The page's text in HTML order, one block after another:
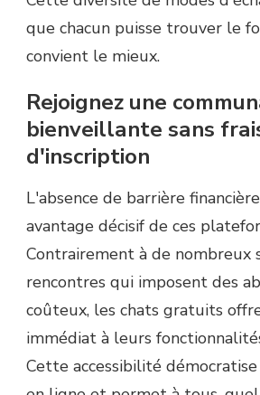
que chacun puisse trouver le
convient le mieux.
Rejoignez une
bienveillante sans
d'inscription
L'absence de barrière
avantage décisif de ces
Contrairement à de nombreux
rencontres qui imposent des
coûteux, les chats gratuits
immédiat à leurs
Cette accessibilité